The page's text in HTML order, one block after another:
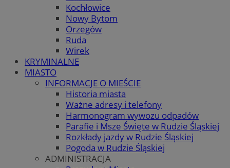
Kochłowice
Nowy Bytom
Orzegów
Ruda
Wirek
KRYMINALNE
MIASTO
INFORMACJE O MIEŚCIE
Historia miasta
Ważne adresy i telefony
Harmonogram wywozu odpadów
Parafie i Msze Święte w Rudzie Śląskiej
Rozkłady jazdy w Rudzie Śląskiej
Pogoda w Rudzie Śląskiej
ADMINISTRACJA